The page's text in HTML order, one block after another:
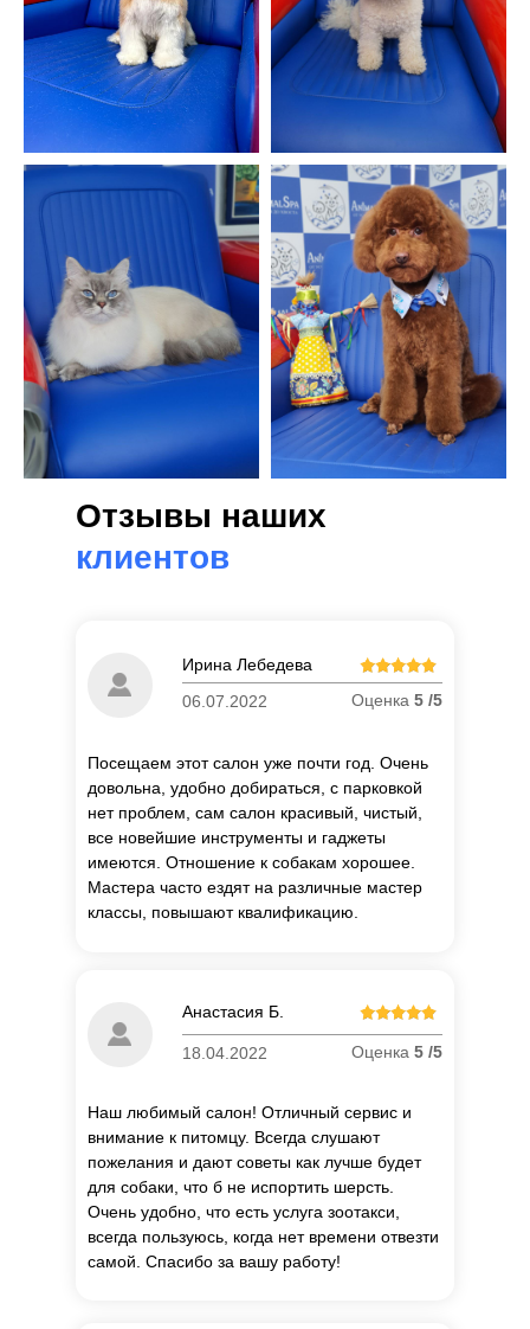
Отзывы наших
клиентов
Ирина Лебедева
06.07.2022
Оценка 5 /5
Посещаем этот салон уже почти год. Очень
довольна, удобно добираться, с парковкой
нет проблем, сам салон красивый, чистый,
все новейшие инструменты и гаджеты
имеются. Отношение к собакам хорошее.
Мастера часто ездят на различные мастер
классы, повышают квалификацию.
Анастасия Б.
18.04.2022 Оценка 5 /5
Наш любимый салон! Отличный сервис и
внимание к питомцу. Всегда слушают
пожелания и дают советы как лучше будет
для собаки, что б не испортить шерсть.
Очень удобно, что есть услуга зоотакси,
всегда пользуюсь, когда нет времени отвезти
самой. Спасибо за вашу работу!